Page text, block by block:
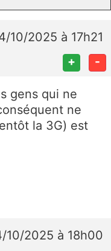
10/2025 à 17h21
+ -
gens qui ne
ne
la 3G) est
10/2025 à 18h00